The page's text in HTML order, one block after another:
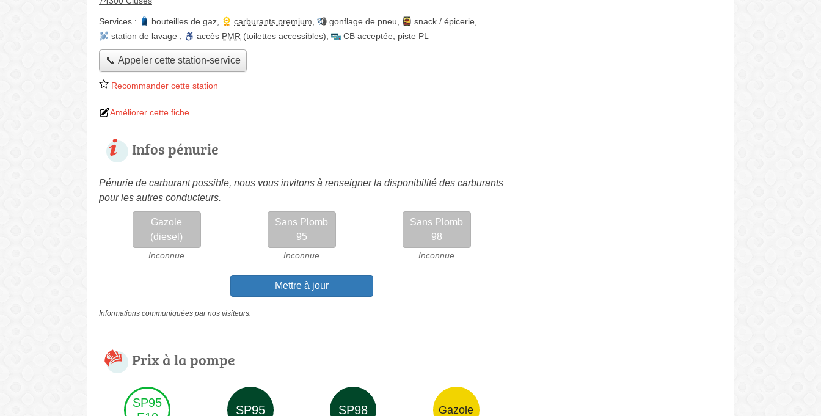
Services : bouteilles de gaz carburants premium gonflage de pneu snack / épicerie
station de lavage
accès PMR (toilettes accessibles) CB acceptée piste PL
📞 Appeler cette station-service
Recommander cette station
Améliorer cette fiche
Infos pénurie
Pénurie de carburant possible, nous vous invitons à renseigner la disponibilité des carburants
pour les autres conducteurs.
Gazole
(diesel)
Inconnue
Sans Plomb
95
Inconnue
Sans Plomb
98
Inconnue
Mettre à jour
Informations communiquées par nos visiteurs.
Prix à la pompe
SP95
SP95 SP98 Gazole